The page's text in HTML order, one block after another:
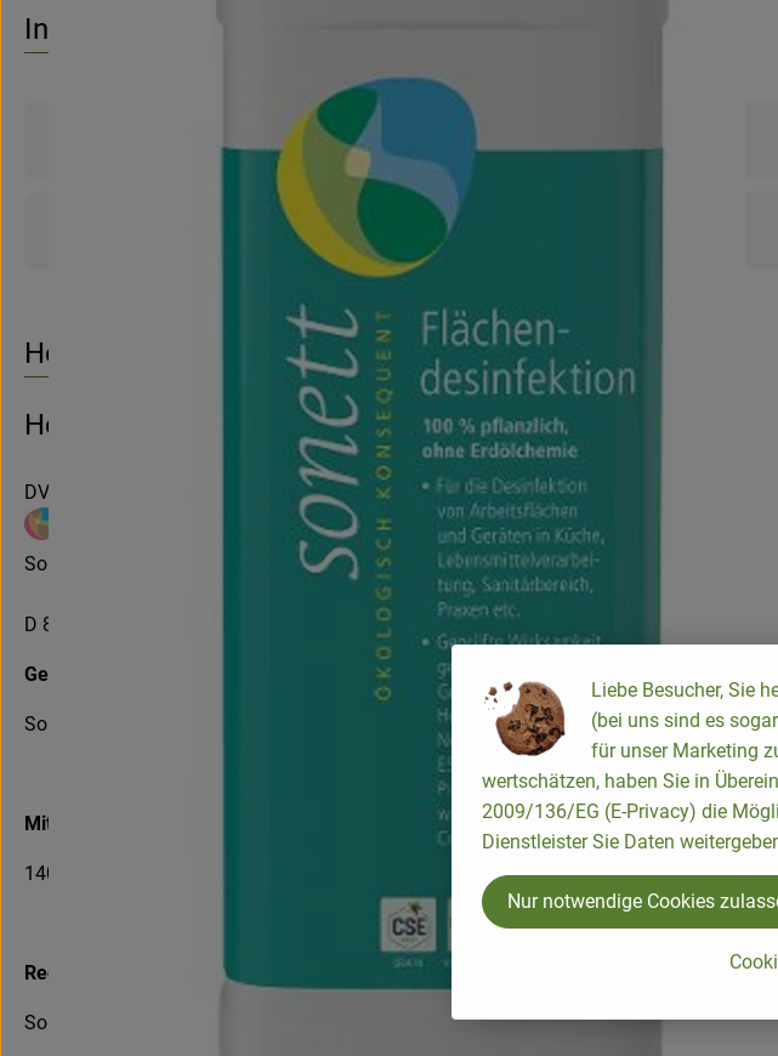
Info
Produktinformationen
Herkunft
Hersteller: SONETT
DV
Sonett GmbH
D 88693 Deggenhausertal
Geografische Lage
Sonett hat seinen Standort in Deggenhausen, Süddeutschland, 15 km nördlich von
Mitarbeiter
140 Mitarbeiter. Sonett wächst kontinuierlich
Rechtsform
Sonett GmH
Liebe Besucher, Sie
(bei uns sind es
für unser Marketing
wertschätzen, haben Sie in
2009/136/EG (E-Privacy) die
Dienstleister Sie Daten
Nur notwendige Cookies